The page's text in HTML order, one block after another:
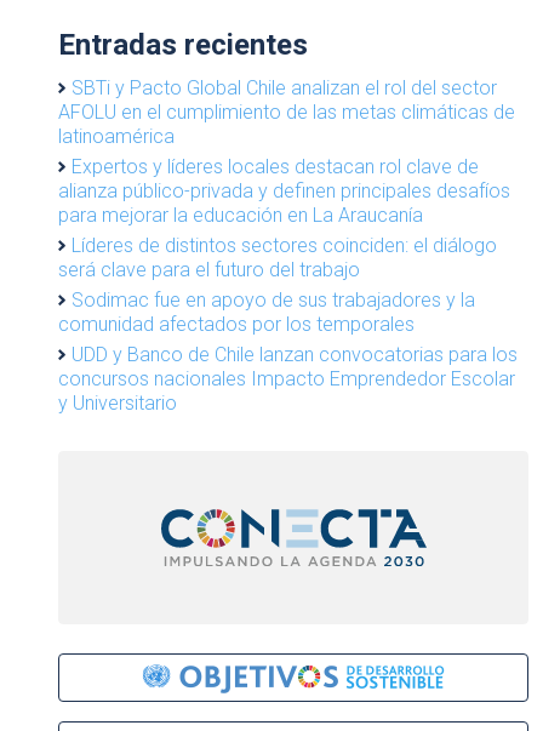
Entradas recientes
SBTi y Pacto Global Chile analizan el rol del sector
AFOLU en el cumplimiento de las metas climáticas de
latinoamérica
Expertos y líderes locales destacan rol clave de
alianza público-privada y definen principales desafíos
para mejorar la educación en La Araucanía
Líderes de distintos sectores coinciden: el diálogo
será clave para el futuro del trabajo
Sodimac fue en apoyo de sus trabajadores y la
comunidad afectados por los temporales
UDD y Banco de Chile lanzan convocatorias para los
concursos nacionales Impacto Emprendedor Escolar
y Universitario